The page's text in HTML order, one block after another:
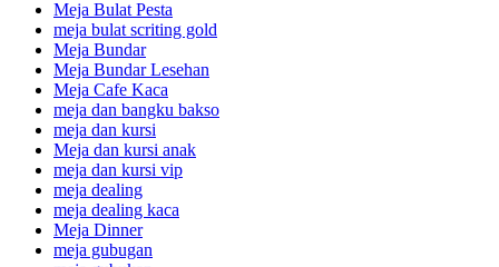
Meja Bulat Pesta
meja bulat scriting gold
Meja Bundar
Meja Bundar Lesehan
Meja Cafe Kaca
meja dan bangku bakso
meja dan kursi
Meja dan kursi anak
meja dan kursi vip
meja dealing
meja dealing kaca
Meja Dinner
meja gubugan